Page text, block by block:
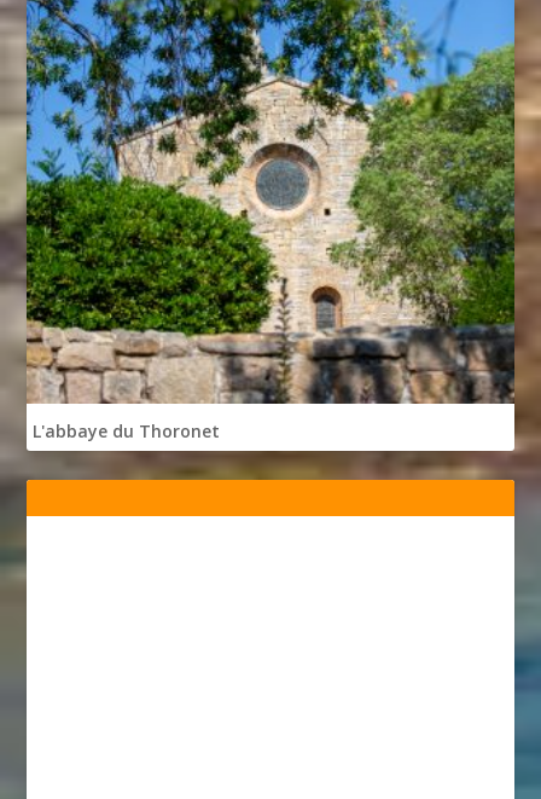
L'abbaye du Thoronet